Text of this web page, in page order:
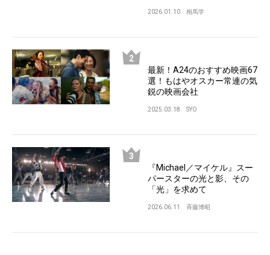
2026.01.10 相馬学
最新！A24のおすすめ映画67
選！もはやオスカー常連の気
鋭の映画会社
2025.03.18 SYO
『Michael／マイケル』スー
パースターの光と影、その
「光」を求めて
2026.06.11 斉藤博昭